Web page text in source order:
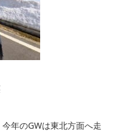
年のGWは東北方面へ走